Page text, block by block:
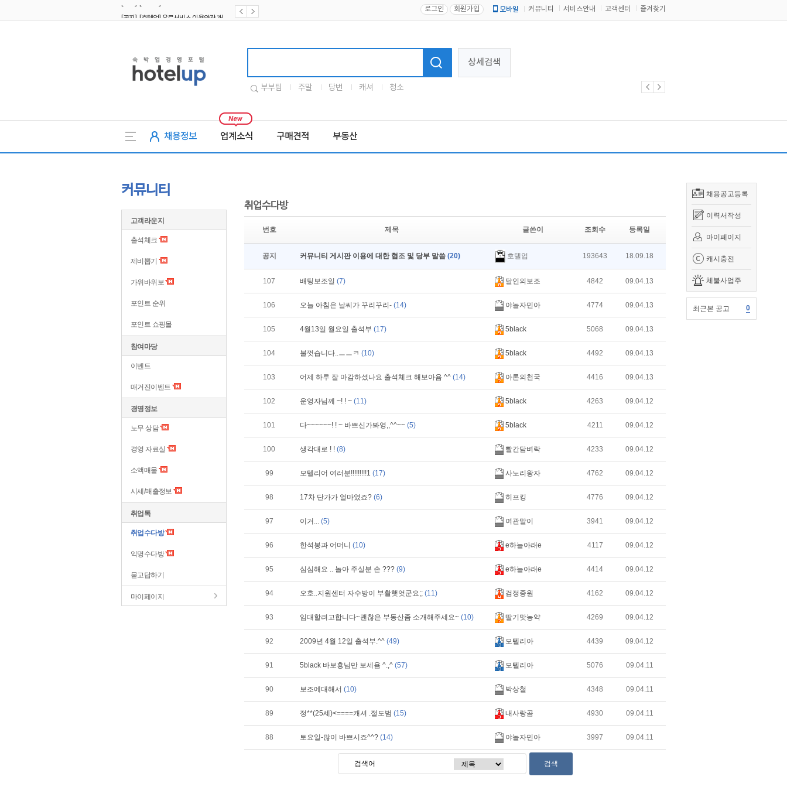
로그인 회원가입 모바일 커뮤니티 서비스안내 고객센터 즐겨찾기
상세검색
부부팀 주말 당번 캐셔 청소
채용정보 업계소식 구매견적 부동산
채용공고등록
이력서작성
마이페이지
캐시충전
체불사업주
최근본 공고 0
커뮤니티
고객라운지
출석체크
제비뽑기
가위바위보
포인트 순위
포인트 쇼핑몰
참여마당
이벤트
매거진이벤트
경영정보
노무 상담
경영 자료실
소액매물
시세/매출정보
취업톡
취업수다방
익명수다방
묻고답하기
마이페이지
취업수다방
번호 제목 글쓴이 조회수 등록일
공지 커뮤니티 게시판 이용에 대한 협조 및 당부 말씀 (20) 호텔업 193643 18.09.18
107 배팅보조일 (7) 달인의보조 4842 09.04.13
106 오늘 아침은 날씨가 꾸리꾸리- (14) 야놀자민아 4774 09.04.13
105 4월13일 월요일 출석부 (17) 5black 5068 09.04.13
104 불껏습니다..ㅡㅡㅋ (10) 5black 4492 09.04.13
103 어제 하루 잘 마감하셨나요 출석체크 해보아욤 ^^ (14) 아론의천국 4416 09.04.13
102 운영자님께 ~! ! ~ (11) 5black 4263 09.04.12
101 다~~~~~~! ! ~ 바쁘신가봐영,,^^~~ (5) 5black 4211 09.04.12
100 생각대로 ! ! (8) 빨간담벼락 4233 09.04.12
99 모텔리어 여러분!!!!!!!!!1 (17) 사노리왕자 4762 09.04.12
98 17차 단가가 얼마였죠? (6) 히프킹 4776 09.04.12
97 이거... (5) 여관말이 3941 09.04.12
96 한석봉과 어머니 (10) e하늘아래e 4117 09.04.12
95 심심해요 .. 놀아 주실분 손 ??? (9) e하늘아래e 4414 09.04.12
94 오호..지원센터 자수방이 부활햇엇군요;; (11) 검정중원 4162 09.04.12
93 임대할려고합니다~괜찮은 부동산좀 소개해주세요~ (10) 딸기맛농약 4269 09.04.12
92 2009년 4월 12일 출석부.^^ (49) 모텔리아 4439 09.04.12
91 5black 바보횽님만 보세욤 ^.,^ (57) 모텔리아 5076 09.04.11
90 보조에대해서 (10) 박상철 4348 09.04.11
89 정**(25세)<====캐셔 .절도범 (15) 내사랑곰 4930 09.04.11
88 토요일-많이 바쁘시죠^^? (14) 야놀자민아 3997 09.04.11